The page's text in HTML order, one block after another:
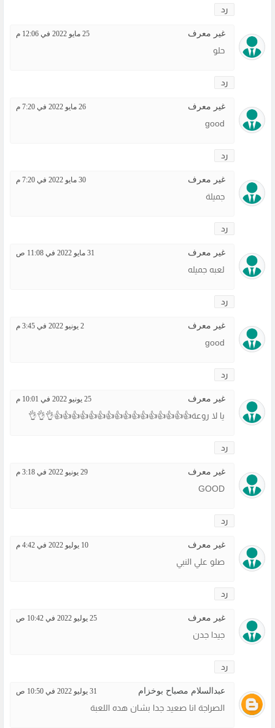
رد
غير معرف 25 مايو 2022 في 12:06 م
حلو
رد
غير معرف 26 مايو 2022 في 7:20 م
good
رد
غير معرف 30 مايو 2022 في 7:20 م
جميلة
رد
غير معرف 31 مايو 2022 في 11:08 ص
لعبه جميله
رد
غير معرف 2 يونيو 2022 في 3:45 م
good
رد
غير معرف 25 يونيو 2022 في 10:01 م
يا لا روعة👍👍👍👍👍👍👍👍👍👍👍👍👍👍👍👍👌👌👌
رد
غير معرف 29 يونيو 2022 في 3:18 م
GOOD
رد
غير معرف 10 يوليو 2022 في 4:42 م
صلو علي النبي
رد
غير معرف 25 يوليو 2022 في 10:42 ص
جيدا جدن
رد
عبدالسلام مصباح بوخزام 31 يوليو 2022 في 10:50 ص
الصراجة انا صعيد جدا بشان هده اللعبة